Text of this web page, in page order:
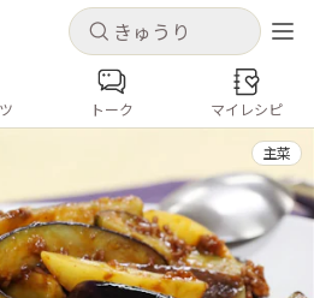
キャンセル
とレシピを保存できます
新規登録
キャンセル
コンテンツ
トマト
とうもろこし
トーク マイレシピ
主菜